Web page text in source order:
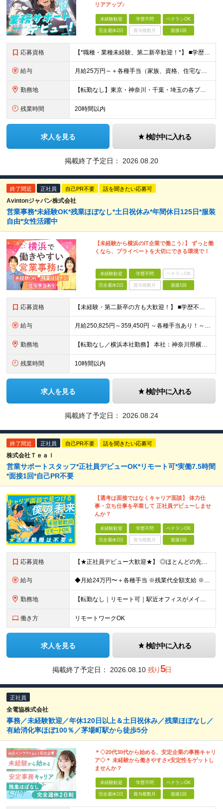
リアアップ♪
未経験歓迎 学歴不問 ベテランOK
完全週休2日 賞与複数月 面接1回
応募資格 【*職種・業種未経験、第二新卒歓迎！*】 ■学歴不問 ☆意欲重視の採用です！社会人デビューの方も、PCスキルゼロの方も興味さえあれば大歓迎です！ ☆資格・経験・ブランク・転職回数などはすべて不問！
給与 月給25万円～＋各種手当（家族、資格、住宅など） ★ご経験をお持ちの方は前職給与保証！ ※試用期間は6ヶ月 ※上記には固定残業代（33,784円～／20時間分）を含みます。超過分は追加支給致します。
勤務地 【転勤なし】東京・神奈川・千葉・埼玉の各プロジェクト先での勤務【直行直帰OK】 ※工事現場もしくは事業所に直行直帰となります。 【東京オフィス】★市ヶ谷駅から徒歩1分 東京都千代田区九段北4-1-9
残業時間 20時間以内
求人を見る 検討中に入れる
掲載終了予定日： 2026.08.20
終了間近 正社員 自己PR不要 話を聞きたい応募可
Avintonジャパン株式会社
営業事務*未経験OK*残業ほぼなし*土日祝休み*年間休日125日*服装
自由*女性活躍中
【未経験から横浜のIT企業で働こう♪】 ずっと働
くなら、プライベートを大切にできる環境で！
未経験歓迎 学歴不問 ベテランOK
完全週休2日 賞与複数月 面接1回
応募資格 【未経験・第二新卒の方も大歓迎！】 ■学歴不問 ■PCを使用した業務経験がある方（メール、データ入力など） ■Google Workspace（スプレッドシート、ドキュメント等）に抵抗がない方 ＼こ
給与 月給250,825円～359,450円 ～各種手当あり！～ ☆通勤手当（月2万5,000円まで） ☆住宅手当（月1万5,000円／一人暮らしの20代限定） ☆出張手当 ☆職能手当 ※固定残業代（4
勤務地 【転勤なし／横浜本社勤務】 本社：神奈川県横浜市西区花咲町7-150 ウエインズ＆イッセイ横浜ビル4F ※(変更の範囲)上記を除く当社関連勤務地
残業時間 10時間以内
求人を見る 検討中に入れる
掲載終了予定日： 2026.08.24
終了間近 正社員 自己PR不要 話を聞きたい応募可
株式会社Ｔｅａｌ
営業サポートスタッフ*正社員デビューOK*リモート可*実働7.5時間
*面接1回*自己PR不要
【選考は面接ではなくキャリア面談】 体力仕
事・立ち仕事を卒業して 正社員デビューしませ
んか？
未経験歓迎 学歴不問 ベテランOK
完全週休2日 賞与複数月 面接1回
応募資格 【★正社員デビュー大歓迎★】 ◎ほとんどの先輩社員が未経験からのスタートです！ ◆未経験・第二新卒OK ◆ブランクのある方もOK ◆学歴不問 ＼こんな方に向オススメ／ ・「このままでいいのかな」と
給与 ◆月給24万円〜＋各種手当 ※残業代全額支給 ※試用期間6ヶ月（期間中も給与・待遇に変更なし）
勤務地 【転勤なし｜リモート可｜駅近オフィスがメイン】 ※東京都内のお客様先にて勤務いただきます ※属先は希望・適性を考慮して決定します ◆お客様先オフィス※配属によっては他オフィスの場合もございます 東京
働き方 リモートワークOK
求人を見る 検討中に入れる
掲載終了予定日： 2026.08.10 残り5日
正社員
全電協株式会社
事務／未経験歓迎／年休120日以上＆土日祝休み／残業ほぼなし／
有給消化率ほぼ100％／茅場町駅から徒歩5分
＊◇20代30代から始める、安定企業の事務キャリ
ア◇＊ 未経験から働きやすさ×安定性をゲットし
ませんか？
未経験歓迎 学歴不問 ベテランOK
完全週休2日 賞与複数月 面接1回